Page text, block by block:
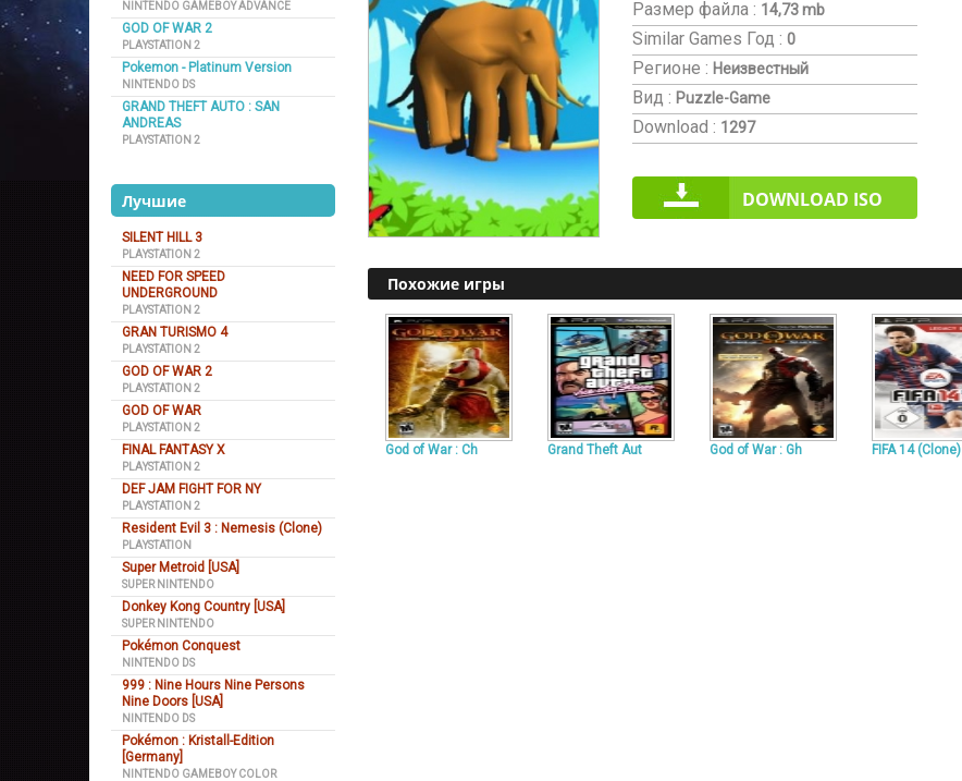
NINTENDO GAMEBOY ADVANCE
GOD OF WAR 2
PLAYSTATION 2
Pokemon - Platinum Version
NINTENDO DS
GRAND THEFT AUTO : SAN
ANDREAS
PLAYSTATION 2
Лучшие
SILENT HILL 3
PLAYSTATION 2
NEED FOR SPEED
UNDERGROUND
PLAYSTATION 2
GRAN TURISMO 4
PLAYSTATION 2
GOD OF WAR 2
PLAYSTATION 2
GOD OF WAR
PLAYSTATION 2
FINAL FANTASY X
PLAYSTATION 2
DEF JAM FIGHT FOR NY
PLAYSTATION 2
Resident Evil 3 : Nemesis (Clone)
PLAYSTATION
Super Metroid [USA]
SUPER NINTENDO
Donkey Kong Country [USA]
SUPER NINTENDO
Pokémon Conquest
NINTENDO DS
999 : Nine Hours Nine Persons
Nine Doors [USA]
NINTENDO DS
Pokémon : Kristall-Edition
[Germany]
NINTENDO GAMEBOY COLOR
Размер файла : 14,73 mb
Similar Games Год : 0
Регионе : Неизвестный
Вид : Puzzle-Game
Download : 1297
DOWNLOAD ISO
Похожие игры
God of War : Ch Grand Theft Aut God of War : Gh FIFA 14 (Clone)